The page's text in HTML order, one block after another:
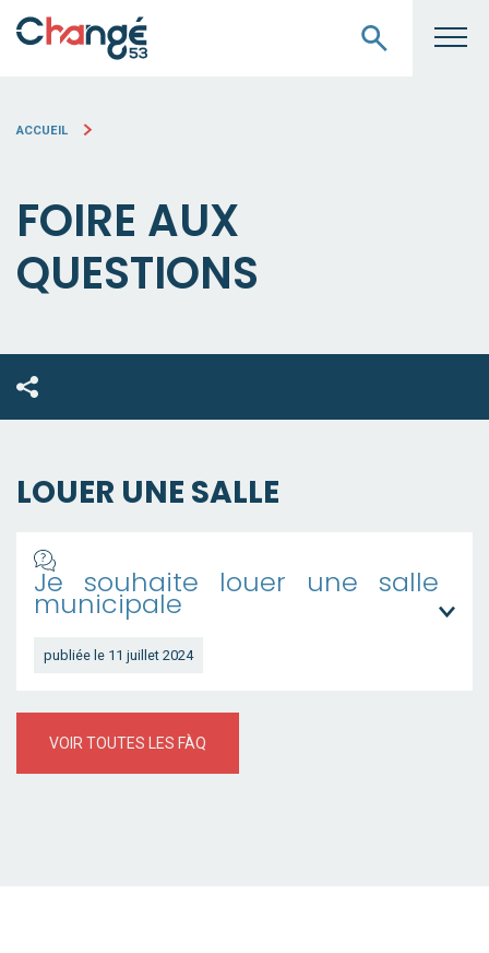
ACCUEIL
FOIRE AUX
QUESTIONS
LOUER UNE SALLE
Je souhaite louer une salle
municipale
publiée le 11 juillet 2024
VOIR TOUTES LES FÀQ